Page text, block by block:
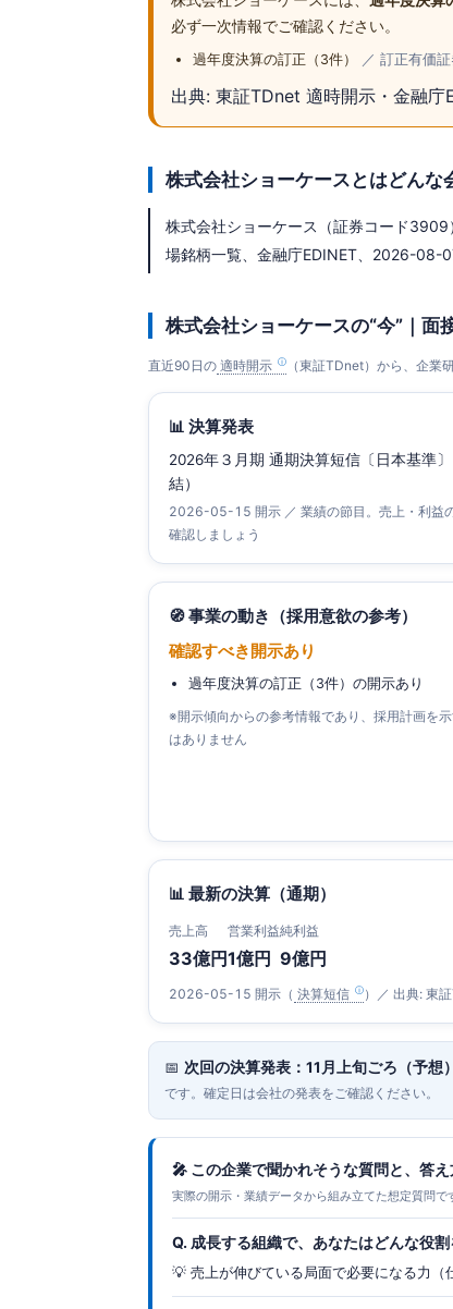
必ず一次情報でご確認ください。
過年度決算の訂正（3件） ／ 訂正有価
出典: 東証TDnet 適時開示・金融庁
株式会社ショーケースとはどんな
株式会社ショーケース（証券コード
場銘柄一覧、金融庁EDINET、2026-08-
株式会社ショーケースの“今”｜面
直近90日の 適時開示 （東証TDnet）から、企業
📊 決算発表
2026年３月期 通期決算短信〔日本基準
結）
2026-05-15 開示 ／ 業績の節目。売上・利益
確認しましょう
🧭 事業の動き（採用意欲の参考）
確認すべき開示あり
過年度決算の訂正（3件）の開示あり
※開示傾向からの参考情報であり、採用計画を
はありません
📊 最新の決算（通期）
売上高
33億円
営業利益
1億円
純利益
9億円
2026-05-15 開示（ 決算短信 ）／ 出典: 東
📅 次回の決算発表：11月上旬ごろ（予想）
です。確定日は会社の発表をご確認ください。
🎤 この企業で聞かれそうな質問と、答
実際の開示・業績データから組み立てた想定質問で
Q. 成長する組織で、あなたはどんな役
💡 売上が伸びている局面で必要になる力